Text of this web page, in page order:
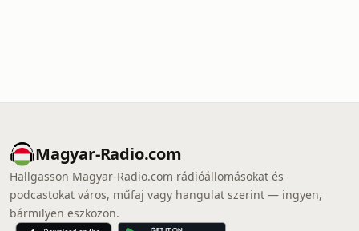
Magyar-Radio.com
Hallgasson Magyar-Radio.com rádióállomásokat és
podcastokat város, műfaj vagy hangulat szerint — ingyen,
bármilyen eszközön.